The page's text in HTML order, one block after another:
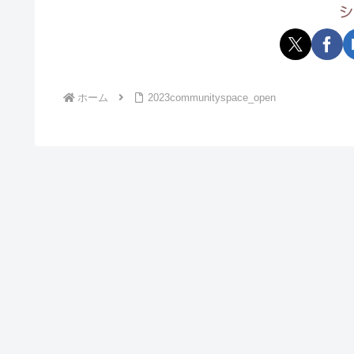
ホーム 2023communityspace_open